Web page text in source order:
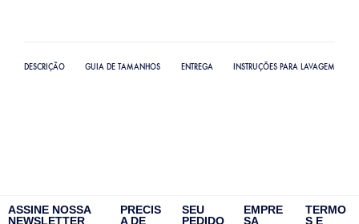
DESCRIÇÃO GUIA DE TAMANHOS ENTREGA INSTRUÇÕES PARA LAVAGEM
ASSINE NOSSA
NEWSLETTER
PRECIS
A DE
SEU
PEDIDO
EMPRE
SA
TERMO
S E